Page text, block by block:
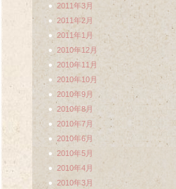
2011年3月
2011年2月
2011年1月
2010年12月
2010年11月
2010年10月
2010年9月
2010年8月
2010年7月
2010年6月
2010年5月
2010年4月
2010年3月